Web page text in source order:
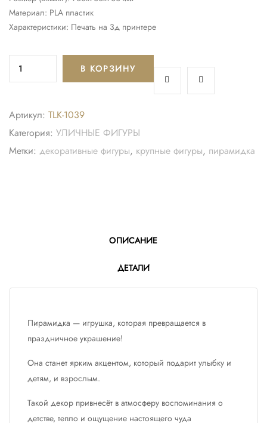
Материал: PLA пластик
Характеристики: Печать на 3д принтере
В КОРЗИНУ
Артикул: TLK-1039
Категория: УЛИЧНЫЕ ФИГУРЫ
Метки: декоративные фигуры, крупные фигуры, пирамидка
ОПИСАНИЕ
ДЕТАЛИ
Пирамидка — игрушка, которая превращается в
праздничное украшение!
Она станет ярким акцентом, который подарит улыбку и
детям, и взрослым.
Такой декор привнесёт в атмосферу воспоминания о
детстве, тепло и ощущение настоящего чуда